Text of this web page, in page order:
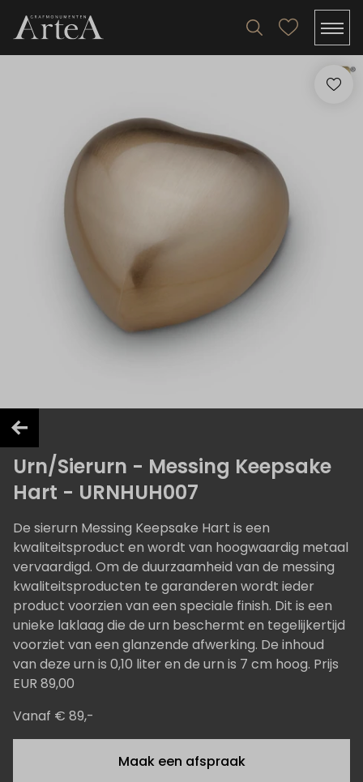
Urn/Sierurn - Messing Keepsake
Hart - URNHUH007
De sierurn Messing Keepsake Hart is een
kwaliteitsproduct en wordt van hoogwaardig metaal
vervaardigd. Om de duurzaamheid van de messing
kwaliteitsproducten te garanderen wordt ieder
product voorzien van een speciale finish. Dit is een
unieke laklaag die de urn beschermt en tegelijkertijd
voorziet van een glanzende afwerking. De inhoud
van deze urn is 0,10 liter en de urn is 7 cm hoog. Prijs
EUR 89,00
Vanaf € 89,-
Maak een afspraak